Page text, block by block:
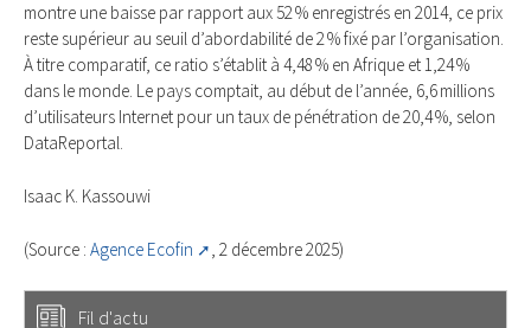
montre une baisse par rapport aux 52 % enregistrés en 2014, ce prix
reste supérieur au seuil d’abordabilité de 2 % fixé par l’organisation.
À titre comparatif, ce ratio s’établit à 4,48 % en Afrique et 1,24 %
dans le monde. Le pays comptait, au début de l’année, 6,6 millions
d’utilisateurs Internet pour un taux de pénétration de 20,4 %, selon
DataReportal.
Isaac K. Kassouwi
(Source : Agence Ecofin , 2 décembre 2025)
Fil d'actu